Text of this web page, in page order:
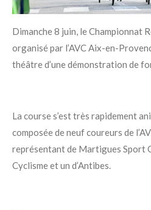
Dimanche 8 juin, le Championnat
organisé par l’AVC Aix-en-
théâtre d’une démonstration de
La course s’est très rapidement
composée de neuf coureurs de
représentant de Martigues Sport
Cyclisme et un d’Antibes.